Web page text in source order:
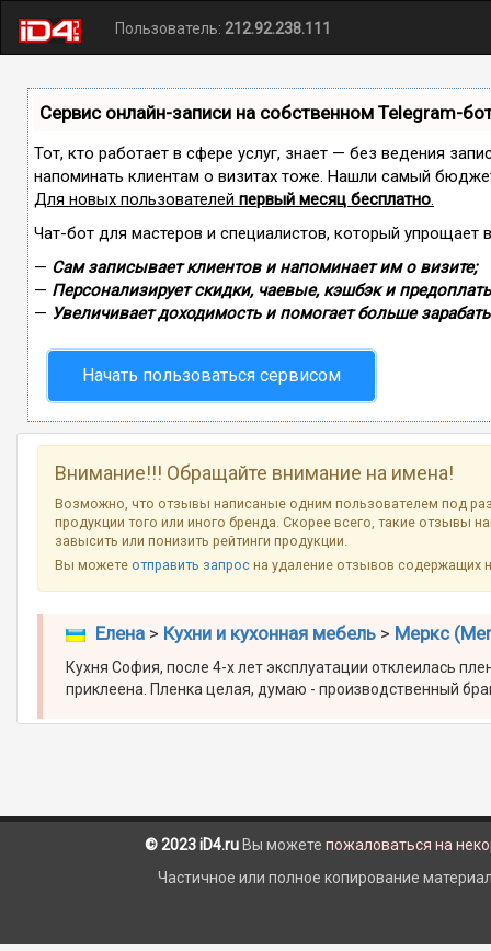
Пользователь: 212.92.238.111
Сервис онлайн-записи на собственном Telegram-
Тот, кто работает в сфере услуг, знает — без ведения
напоминать клиентам о визитах тоже. Нашли самый
Для новых пользователей первый месяц бесплатно.
Чат-бот для мастеров и специалистов, который упрощает
— Сам записывает клиентов и напоминает им о визите;
— Персонализирует скидки, чаевые, кэшбэк и
— Увеличивает доходимость и помогает больше
Начать пользоваться сервисом
Внимание!!! Обращайте внимание на имена!
Возможно, что отзывы написаные одним пользователем под
продукции того или иного бренда. Скорее всего, такие отзывы
завысить или понизить рейтинги продукции.
Вы можетеотправить запрос на удаление отзывов
Елена> Кухни и кухонная мебель> Меркс
Кухня София, после 4-х лет эксплуатации отклеилась
приклеена. Пленка целая, думаю - производственный
© 2023 iD4.ru Вы можете пожаловаться на
Частичное или полное копирование